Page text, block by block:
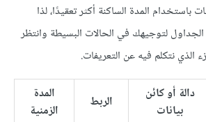
باستخدام المدة الساكنة أكثر تعقيدًا، لذا
لتوجيهك في الحالات البسيطة وانتظر
الذي نتكلم فيه عن التعريفات.
دالة أو كائن
بيانات
الربط
المدة
الزمنية